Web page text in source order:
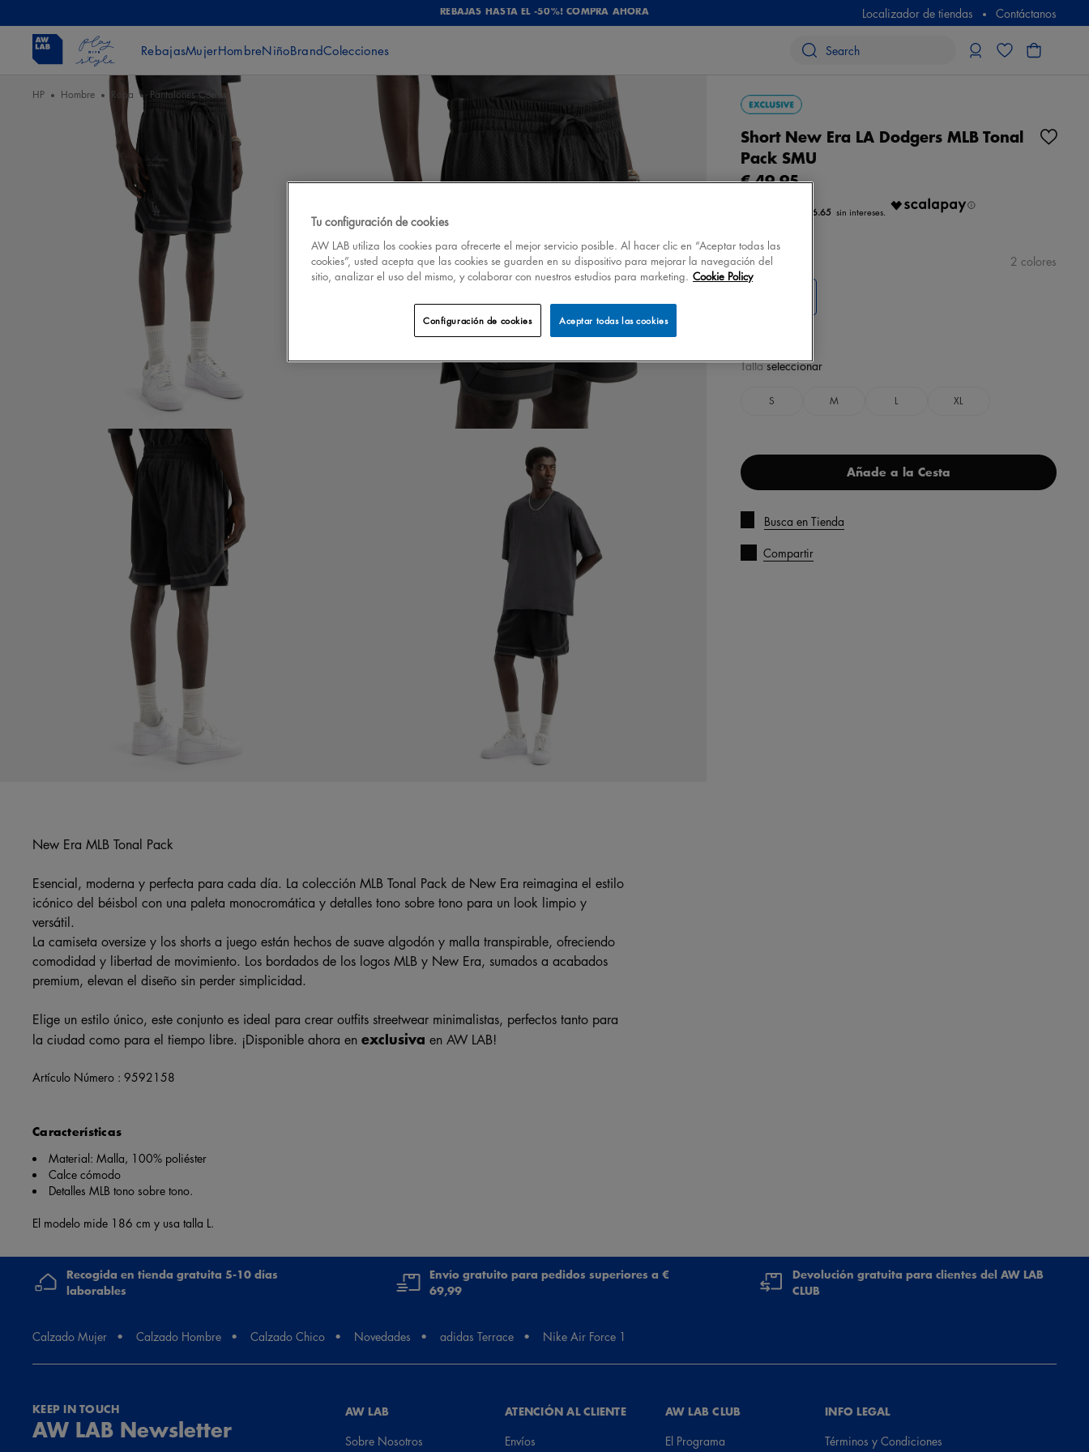
REBAJAS HASTA EL -50%! COMPRA AHORA Localizador de tiendas Contáctanos
RebajasMujerHombreNiñoBrandColecciones
HP Hombre Ropa Pantalones Cortos
New Era MLB Tonal Pack
Esencial, moderna y perfecta para cada día. La colección MLB Tonal Pack de New Era reimagina el estilo
icónico del béisbol con una paleta monocromática y detalles tono sobre tono para un look limpio y
versátil.
La camiseta oversize y los shorts a juego están hechos de suave algodón y malla transpirable, ofreciendo
comodidad y libertad de movimiento. Los bordados de los logos MLB y New Era, sumados a acabados
premium, elevan el diseño sin perder simplicidad.
Elige un estilo único, este conjunto es ideal para crear outfits streetwear minimalistas, perfectos tanto para
la ciudad como para el tiempo libre. ¡Disponible ahora en exclusiva en AW LAB!
Artículo Número : 9592158
Características
Material: Malla, 100% poliéster
Calce cómodo
Detalles MLB tono sobre tono.
El modelo mide 186 cm y usa talla L.
Short New Era LA Dodgers MLB Tonal
Pack SMU
€ 49,95
€ 16.65
colorgris 2 colores
Talla seleccionar
S M L XL
Añade a la Cesta
Busca en Tienda
Compartir
Recogida en tienda gratuita 5-10 días
laborables
Envío gratuito para pedidos superiores a €
69,99
Devolución gratuita para clientes del AW LAB
CLUB
Calzado Mujer Calzado Hombre Calzado Chico Novedades adidas Terrace Nike Air Force 1
KEEP IN TOUCH
AW LAB Newsletter
AW LAB
Sobre Nosotros
ATENCIÓN AL CLIENTE
Envíos
AW LAB CLUB
El Programa
INFO LEGAL
Términos y Condiciones
Tu configuración de cookies
AW LAB utiliza los cookies para ofrecerte el mejor servicio posible. Al hacer clic en “Aceptar todas las
cookies”, usted acepta que las cookies se guarden en su dispositivo para mejorar la navegación del
sitio, analizar el uso del mismo, y colaborar con nuestros estudios para marketing. Cookie Policy
Aceptar todas las cookies
Configuración de cookies